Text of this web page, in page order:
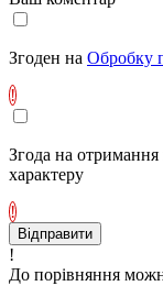
Згоден на Обробку
!
Згода на
характеру
!
Відправити
!
До порівняння